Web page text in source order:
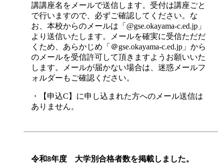
講講座名をメールで送信します。受付は講座ごと
で行いますので、必ずご確認してください。な
お、本校からのメールは「@gse.okayama-c.ed.jp」
より送信いたします。メールを確実に受信ただだ
くため、あらかじめ「＠gse.okayama-c.ed.jp」から
のメールを受信許可して頂きますようお願いいた
します。メールが届かない場合は、迷惑メールフ
ォルダーもご確認ください。
・【申込C】に申し込まれた方へのメール送信は
ありません。
令和8年度 大学別合格者数を掲載しました。